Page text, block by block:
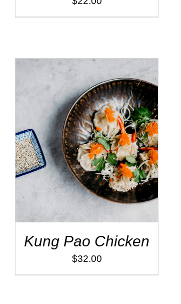
ADD TO CART / DÉTAILS
Kung Pao Chicken
$32.00